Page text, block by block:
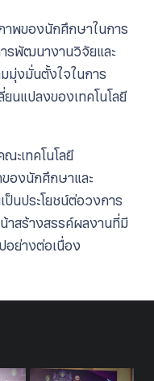
าพของนักศึกษาในการ
รพัฒนางานวิจัยและ
งมั่นตั้งใจในการ
นแปลงของเทคโนโลยี
ะเทคโนโลยี
องนักศึกษาและ
นประโยชน์ต่อวงการ
าสร้างสรรค์ผลงานที่มี
อย่างต่อเนื่อง